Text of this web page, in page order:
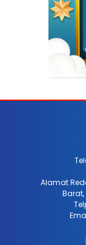
Alamat
Barat,